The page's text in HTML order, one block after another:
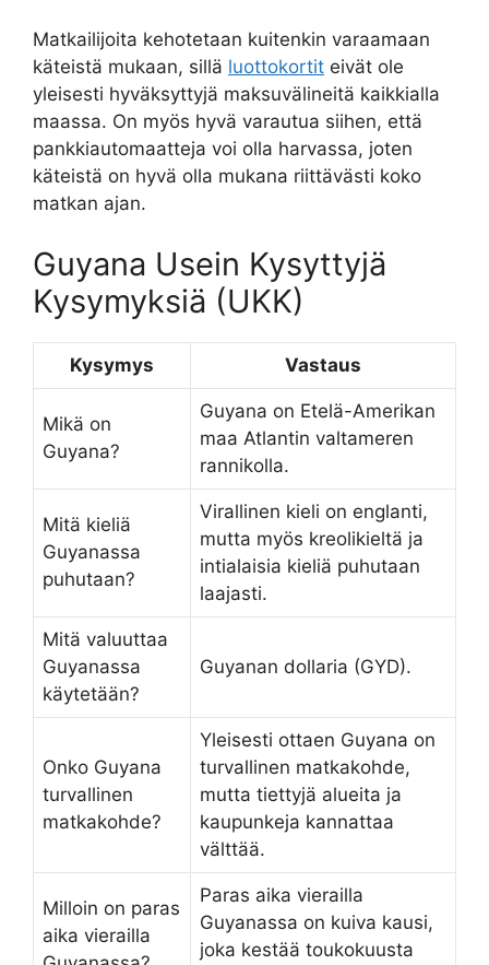
Matkailijoita kehotetaan kuitenkin varaamaan
käteistä mukaan, sillä luottokortit eivät ole
yleisesti hyväksyttyjä maksuvälineitä kaikkialla
maassa. On myös hyvä varautua siihen, että
pankkiautomaatteja voi olla harvassa, joten
käteistä on hyvä olla mukana riittävästi koko
matkan ajan.
Guyana Usein Kysyttyjä
Kysymyksiä (UKK)
Kysymys Vastaus
Mikä on
Guyana?
Guyana on Etelä-Amerikan
maa Atlantin valtameren
rannikolla.
Mitä kieliä
Guyanassa
puhutaan?
Virallinen kieli on englanti,
mutta myös kreolikieltä ja
intialaisia kieliä puhutaan
laajasti.
Mitä valuuttaa
Guyanassa
käytetään?
Guyanan dollaria (GYD).
Onko Guyana
turvallinen
matkakohde?
Yleisesti ottaen Guyana on
turvallinen matkakohde,
mutta tiettyjä alueita ja
kaupunkeja kannattaa
välttää.
Milloin on paras
aika vierailla
Paras aika vierailla
Guyanassa on kuiva kausi,
joka kestää toukokuusta